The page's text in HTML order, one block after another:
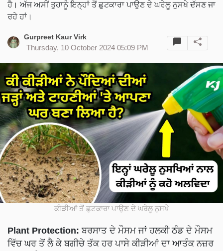
ਹੈ। ਅੱਜ ਅਸੀਂ ਤੁਹਾਨੂੰ ਇਨ੍ਹਾਂ ਤੋਂ ਛੁਟਕਾਰਾ ਪਾਉਣ ਦੇ ਘਰੇਲੂ ਨੁਸਖੇ ਦੱਸਣ ਜਾ
ਰਹੇ ਹਾਂ।
Gurpreet Kaur Virk
Thursday, 10 October 2024 05:09 PM
ਕੀੜੀਆਂ ਤੋਂ ਛੁਟਕਾਰਾ ਪਾਉਣ ਦੇ ਘਰੇਲੂ ਨੁਸਖੇ
Plant Protection: ਬਰਸਾਤ ਦੇ ਮੌਸਮ ਜਾਂ ਹਲਕੀ ਠੰਡ ਦੇ ਮੌਸਮ
ਵਿੱਚ ਘਰ ਤੋਂ ਲੈ ਕੇ ਬਗੀਚੇ ਤੱਕ ਹਰ ਪਾਸੇ ਕੀੜੀਆਂ ਦਾ ਆਤੰਕ ਨਜ਼ਰ